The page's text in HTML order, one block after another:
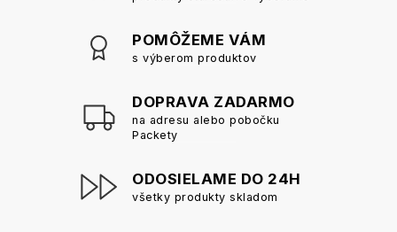
POMÔŽEME VÁM
s výberom produktov
DOPRAVA ZADARMO
na adresu alebo pobočku
Packety
ODOSIELAME DO 24H
všetky produkty skladom